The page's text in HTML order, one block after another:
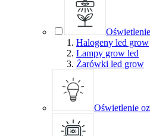
Halogeny led grow
Lampy grow led
Żarówki led grow
Oświetlenie